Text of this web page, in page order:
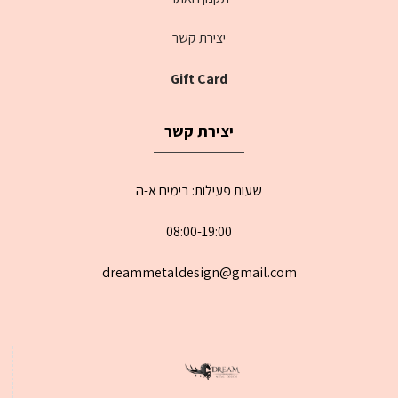
יצירת קשר
Gift Card
יצירת קשר
שעות פעילות: בימים א-ה
08:00-19:00
dreammetaldesign@gmail.com